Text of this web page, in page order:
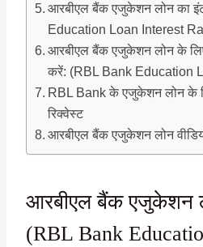
आरबीएल बैंक एजुकेशन लोन का
Education Loan Interest
आरबीएल बैंक एजुकेशन लोन के
करें: (RBL Bank Education
RBL Bank के एजुकेशन लोन के
रिक्वेस्ट
आरबीएल बैंक एजुकेशन लोन
आरबीएल बैंक एजुकेशन
(RBL Bank